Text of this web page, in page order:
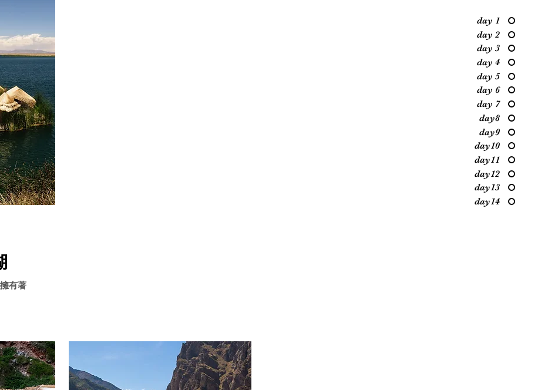
day 1
day 2
day 3
day 4
day 5
day 6
day 7
day8
day9
day10
day11
day12
day13
day14
有著